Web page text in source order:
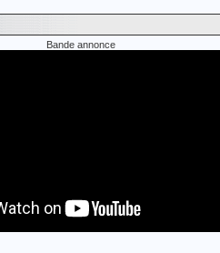
Bande annonce